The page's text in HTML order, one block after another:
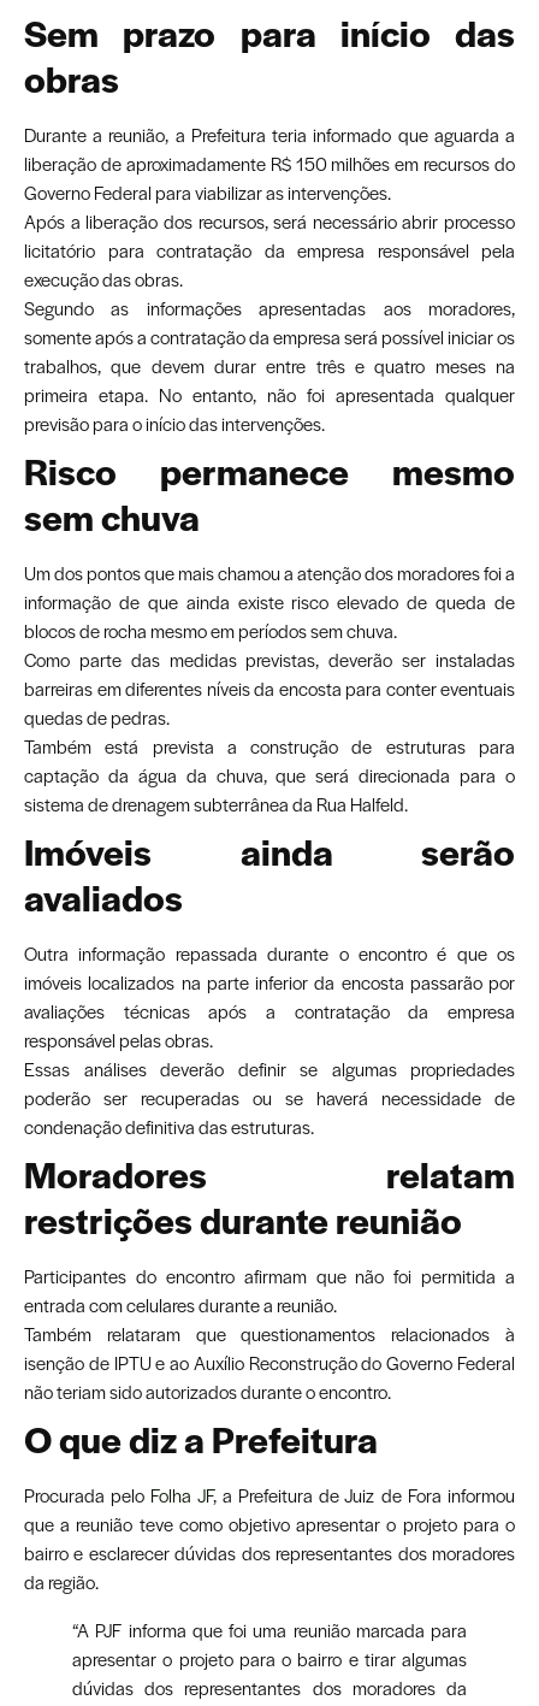
Sem prazo para início das
obras
Durante a reunião, a Prefeitura teria informado que aguarda a
liberação de aproximadamente R$ 150 milhões em recursos do
Governo Federal para viabilizar as intervenções.
Após a liberação dos recursos, será necessário abrir processo
licitatório para contratação da empresa responsável pela
execução das obras.
Segundo as informações apresentadas aos moradores,
somente após a contratação da empresa será possível iniciar os
trabalhos, que devem durar entre três e quatro meses na
primeira etapa. No entanto, não foi apresentada qualquer
previsão para o início das intervenções.
Risco permanece mesmo
sem chuva
Um dos pontos que mais chamou a atenção dos moradores foi a
informação de que ainda existe risco elevado de queda de
blocos de rocha mesmo em períodos sem chuva.
Como parte das medidas previstas, deverão ser instaladas
barreiras em diferentes níveis da encosta para conter eventuais
quedas de pedras.
Também está prevista a construção de estruturas para
captação da água da chuva, que será direcionada para o
sistema de drenagem subterrânea da Rua Halfeld.
Imóveis ainda serão
avaliados
Outra informação repassada durante o encontro é que os
imóveis localizados na parte inferior da encosta passarão por
avaliações técnicas após a contratação da empresa
responsável pelas obras.
Essas análises deverão definir se algumas propriedades
poderão ser recuperadas ou se haverá necessidade de
condenação definitiva das estruturas.
Moradores relatam
restrições durante reunião
Participantes do encontro afirmam que não foi permitida a
entrada com celulares durante a reunião.
Também relataram que questionamentos relacionados à
isenção de IPTU e ao Auxílio Reconstrução do Governo Federal
não teriam sido autorizados durante o encontro.
O que diz a Prefeitura
Procurada pelo Folha JF, a Prefeitura de Juiz de Fora informou
que a reunião teve como objetivo apresentar o projeto para o
bairro e esclarecer dúvidas dos representantes dos moradores
da região.
“A PJF informa que foi uma reunião marcada para
apresentar o projeto para o bairro e tirar algumas
dúvidas dos representantes dos moradores da